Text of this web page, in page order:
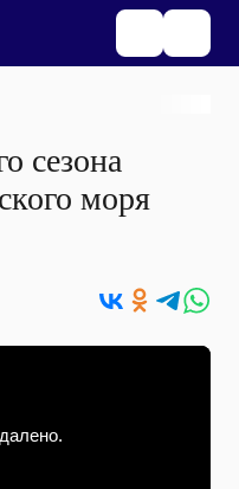
сезона
моря